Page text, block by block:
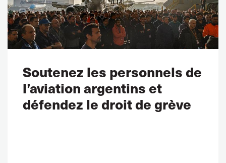
Soutenez les personnels de
l’aviation argentins et
défendez le droit de grève